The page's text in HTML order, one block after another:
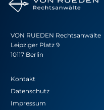
VON RUEDEN Rechtsanwälte
Leipziger Platz 9
10117 Berlin
Kontakt
Datenschutz
Impressum